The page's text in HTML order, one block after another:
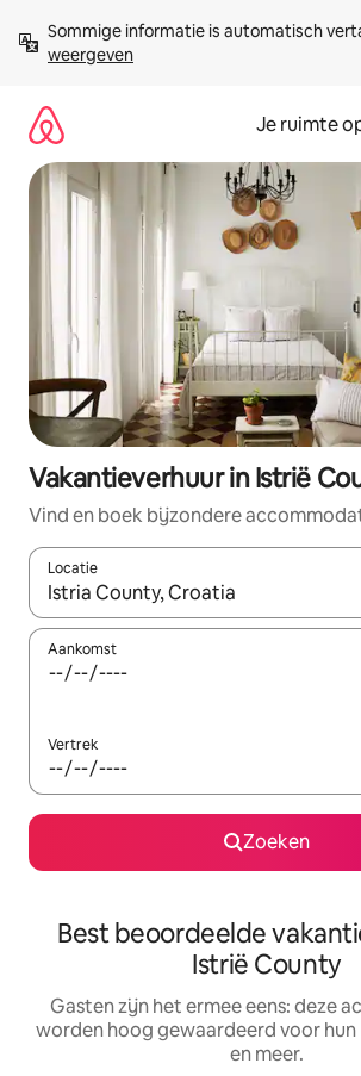
direct
naar
Sommige informatie is automatisch
weergeven
Je ruimte
Vakantieverhuur in Istrië
Vind en boek bijzondere
Locatie
Wanneer er suggesties beschikbaar
Aankomst
Vertrek
Zoeken
Best beoordeelde
Istrië County
Gasten zijn het ermee eens: deze
worden hoog gewaardeerd voor
en meer.